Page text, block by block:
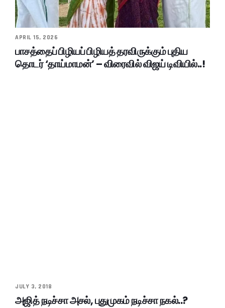
APRIL 15, 2026
பாசத்தைப் பிழியப் பிழியத் தரவிருக்கும் புதிய
தொடர் ‘தாய்மாமன்’ – விரைவில் விஜய் டிவியில்..!
JULY 3, 2018
அஜித் நடிச்சா அசல், புதுமுகம் நடிச்சா நகல்..?